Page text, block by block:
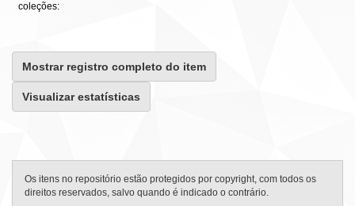
coleções:
Mostrar registro completo do item
Visualizar estatísticas
Os itens no repositório estão protegidos por copyright, com todos os
direitos reservados, salvo quando é indicado o contrário.